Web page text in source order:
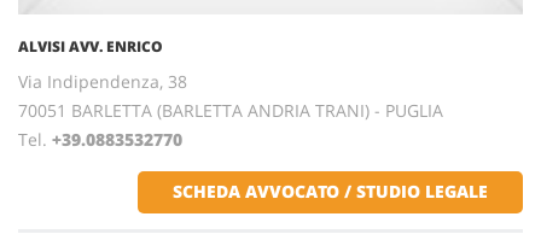
ALVISI AVV. ENRICO
Via Indipendenza, 38
70051 BARLETTA (BARLETTA ANDRIA TRANI) - PUGLIA
Tel. +39.0883532770
SCHEDA AVVOCATO / STUDIO LEGALE